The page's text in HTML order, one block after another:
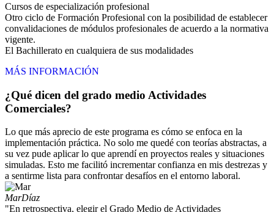
Cursos de especialización profesional
Otro ciclo de Formación Profesional con la posibilidad de establecer
convalidaciones de módulos profesionales de acuerdo a la normativa
vigente.
El Bachillerato en cualquiera de sus modalidades
MÁS INFORMACIÓN
¿Qué dicen del grado medio Actividades
Comerciales?
Lo que más aprecio de este programa es cómo se enfoca en la
implementación práctica. No solo me quedé con teorías abstractas, a
su vez pude aplicar lo que aprendí en proyectos reales y situaciones
simuladas. Esto me facilitó incrementar confianza en mis destrezas y
a sentirme lista para confrontar desafíos en el entorno laboral.
MarDíaz
"En retrospectiva, elegir el Grado Medio de Actividades